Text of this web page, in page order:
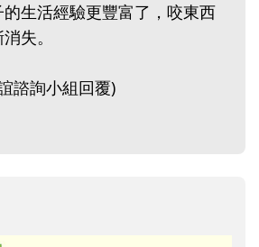
生活經驗更豐富了，咬東西
失。
諮詢小組回覆)